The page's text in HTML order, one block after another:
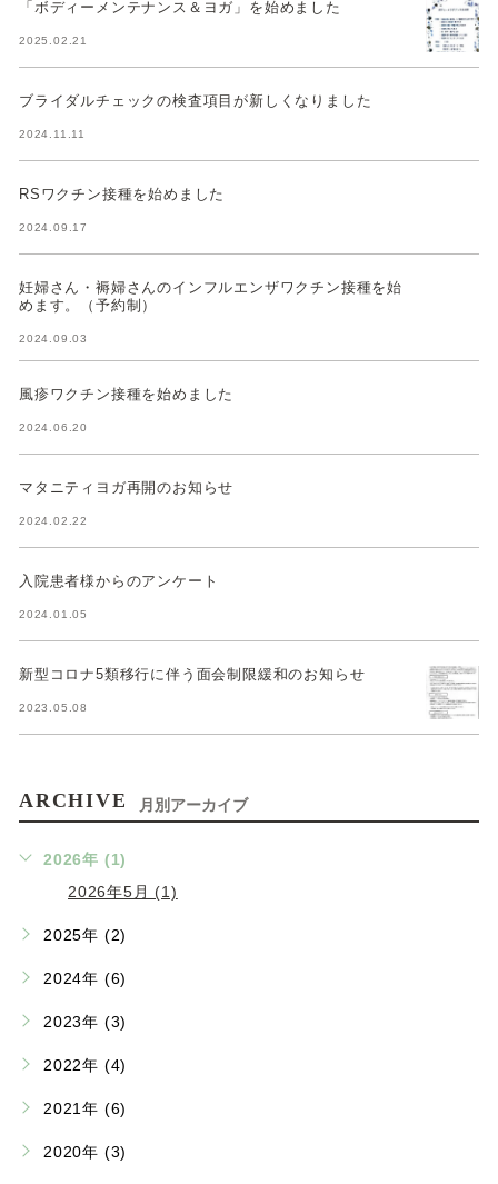
「ボディーメンテナンス＆ヨガ」を始めました
2025.02.21
ブライダルチェックの検査項目が新しくなりました
2024.11.11
RSワクチン接種を始めました
2024.09.17
妊婦さん・褥婦さんのインフルエンザワクチン接種を始
めます。（予約制）
2024.09.03
風疹ワクチン接種を始めました
2024.06.20
マタニティヨガ再開のお知らせ
2024.02.22
入院患者様からのアンケート
2024.01.05
新型コロナ5類移行に伴う面会制限緩和のお知らせ
2023.05.08
ARCHIVE 月別アーカイブ
2026年 (1)
2026年5月 (1)
2025年 (2)
2024年 (6)
2023年 (3)
2022年 (4)
2021年 (6)
2020年 (3)